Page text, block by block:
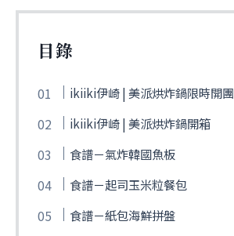
目錄
ikiiki伊崎 | 美派烘炸鍋限時開團
ikiiki伊崎 | 美派烘炸鍋開箱
食譜－氣炸韓國魚板
食譜－起司玉米粒餐包
食譜－紙包海鮮拼盤